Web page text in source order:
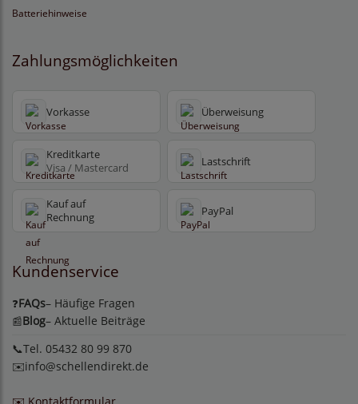
Batteriehinweise
Zahlungsmöglichkeiten
Vorkasse Überweisung
Kreditkarte
Visa / Mastercard Lastschrift
Kauf auf
Rechnung
PayPal
Kundenservice
❓FAQs– Häufige Fragen
📰Blog– Aktuelle Beiträge
📞Tel. 05432 80 99 870
✉️info@schellendirekt.de